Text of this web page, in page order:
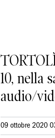
10, nella
audio/
09 ottobre 2020